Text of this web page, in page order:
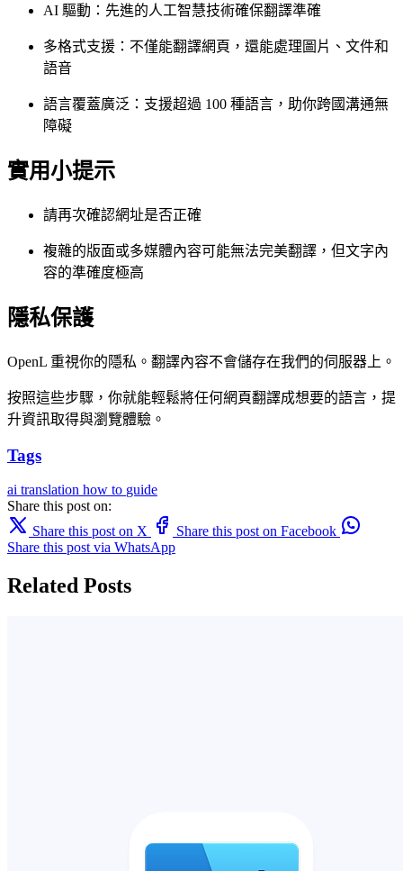
AI 驅動：先進的人工智慧技術確保翻譯準確
多格式支援：不僅能翻譯網頁，還能處理圖片、文件和
語音
語言覆蓋廣泛：支援超過 100 種語言，助你跨國溝通無
障礙
實用小提示
請再次確認網址是否正確
複雜的版面或多媒體內容可能無法完美翻譯，但文字內
容的準確度極高
隱私保護
OpenL 重視你的隱私。翻譯內容不會儲存在我們的伺服器上。
按照這些步驟，你就能輕鬆將任何網頁翻譯成想要的語言，提
升資訊取得與瀏覽體驗。
Tags
ai translation how to guide
Share this post on:
Share this post on X
Share this post on Facebook
Share this post via WhatsApp
Related Posts